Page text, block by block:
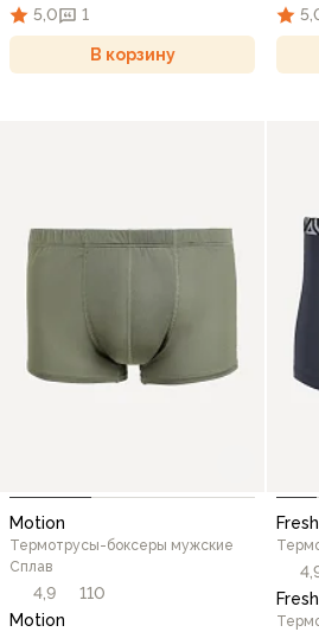
5,0 1
В корзину
Motion
Термотрусы-боксеры мужские
Сплав
4,9
110
Motion
Fresh
Fresh